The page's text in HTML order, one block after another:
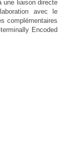
une liaison directe
avec le
complémentaires
Encoded